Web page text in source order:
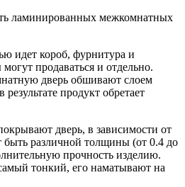
идет короб, фурнитура и
продаваться и отдельно.
дверь обшивают слоем
продукт обретает
дверь, в зависимости от
различной толщины (от 0.4 до
прочность изделию.
тонкий, его наматывают на